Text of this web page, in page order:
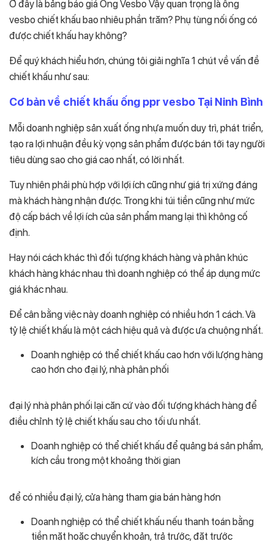
Ở đây là bảng báo giá Ống Vesbo Vậy quan trọng là ống
vesbo chiết khấu bao nhiêu phần trăm? Phụ tùng nối ống có
được chiết khấu hay không?
Để quý khách hiểu hơn, chúng tôi giải nghĩa 1 chút về vấn đề
chiết khấu như sau:
Cơ bản về chiết khấu ống ppr vesbo Tại Ninh Bình
Mỗi doanh nghiệp sản xuất ống nhựa muốn duy trì, phát triển,
tạo ra lợi nhuận đều kỳ vọng sản phẩm được bán tới tay người
tiêu dùng sao cho giá cao nhất, có lời nhất.
Tuy nhiên phải phù hợp với lợi ích cũng như giá trị xứng đáng
mà khách hàng nhận được. Trong khi túi tiền cũng như mức
độ cấp bách về lợi ích của sản phẩm mang lại thì không cố
định.
Hay nói cách khác thì đối tượng khách hàng và phân khúc
khách hàng khác nhau thì doanh nghiệp có thể áp dụng mức
giá khác nhau.
Để cân bằng việc này doanh nghiệp có nhiều hơn 1 cách. Và
tỷ lệ chiết khấu là một cách hiệu quả và được ưa chuộng nhất.
Doanh nghiệp có thể chiết khấu cao hơn với lượng hàng
cao hơn cho đại lý, nhà phân phối
đại lý nhà phân phối lại căn cứ vào đối tượng khách hàng để
điều chỉnh tỷ lệ chiết khấu sau cho tối ưu nhất.
Doanh nghiệp có thể chiết khấu để quảng bá sản phẩm,
kích cầu trong một khoảng thời gian
để có nhiều đại lý, cửa hàng tham gia bán hàng hơn
Doanh nghiệp có thể chiết khấu nếu thanh toán bằng
tiền mặt hoặc chuyển khoản, trả trước, đặt trước